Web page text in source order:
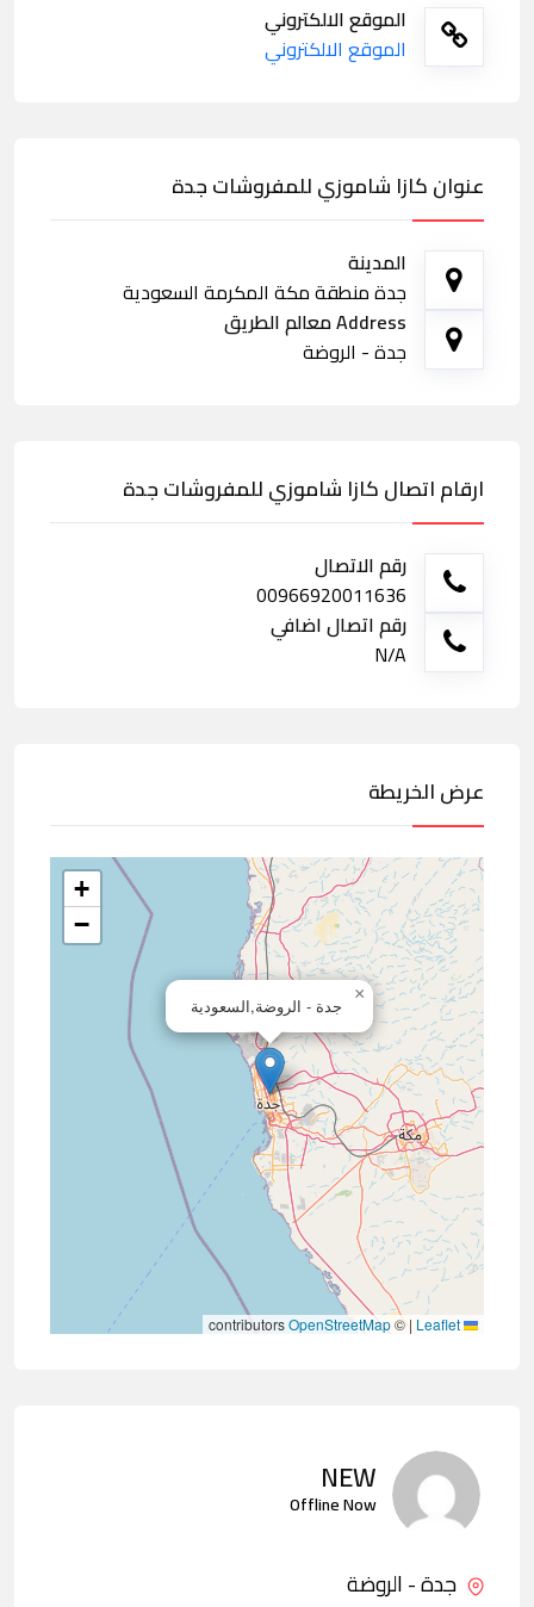
الموقع الالكتروني
الموقع الالكتروني
عنوان كازا شاموزي للمفروشات جدة
المدينة
جدة منطقة مكة المكرمة السعودية
Address معالم الطريق
جدة - الروضة
ارقام اتصال كازا شاموزي للمفروشات جدة
رقم الاتصال
00966920011636
رقم اتصال اضافي
N/A
عرض الخريطة
جدة - الروضة,السعودية
×
+
−
|
©
OpenStreetMap
NEW
Offline Now
جدة - الروضة